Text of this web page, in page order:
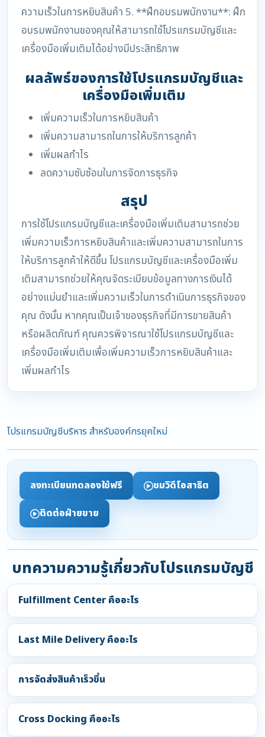
ความเร็วในการหยิบสินค้า 5. **ฝึกอบรมพนักงาน**: ฝึก
อบรมพนักงานของคุณให้สามารถใช้โปรแกรมบัญชีและ
เครื่องมือเพิ่มเติมได้อย่างมีประสิทธิภาพ
ผลลัพธ์ของการใช้โปรแกรมบัญชีและ
เครื่องมือเพิ่มเติม
เพิ่มความเร็วในการหยิบสินค้า
เพิ่มความสามารถในการให้บริการลูกค้า
เพิ่มผลกำไร
ลดความซับซ้อนในการจัดการธุรกิจ
สรุป
การใช้โปรแกรมบัญชีและเครื่องมือเพิ่มเติมสามารถช่วย
เพิ่มความเร็วการหยิบสินค้าและเพิ่มความสามารถในการ
ให้บริการลูกค้าให้ดีขึ้น โปรแกรมบัญชีและเครื่องมือเพิ่ม
เติมสามารถช่วยให้คุณจัดระเบียบข้อมูลทางการเงินได้
อย่างแม่นยำและเพิ่มความเร็วในการดำเนินการธุรกิจของ
คุณ ดังนั้น หากคุณเป็นเจ้าของธุรกิจที่มีการขายสินค้า
หรือผลิตภัณฑ์ คุณควรพิจารณาใช้โปรแกรมบัญชีและ
เครื่องมือเพิ่มเติมเพื่อเพิ่มความเร็วการหยิบสินค้าและ
เพิ่มผลกำไร
โปรแกรมบัญชีบริหาร สำหรับองค์กรยุคใหม่
ลงทะเบียนทดลองใช้ฟรี
ชมวิดีโอสาธิต
ติดต่อฝ่ายขาย
บทความความรู้เกี่ยวกับโปรแกรมบัญชี
Fulfillment Center คืออะไร
Last Mile Delivery คืออะไร
การจัดส่งสินค้าเร็วขึ้น
Cross Docking คืออะไร